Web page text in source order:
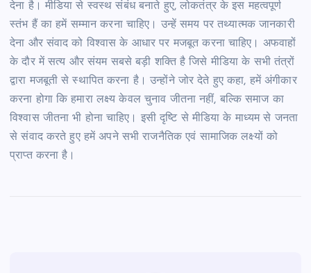
देना है। मीडिया से स्वस्थ संबंध बनाते हुए, लोकतंत्र के इस महत्वपूर्ण
स्तंभ हैं का हमें सम्मान करना चाहिए। उन्हें समय पर तथ्यात्मक जानकारी
देना और संवाद को विश्वास के आधार पर मजबूत करना चाहिए। अफवाहों
के दौर में सत्य और संयम सबसे बड़ी शक्ति है जिसे मीडिया के सभी तंत्रों
द्वारा मजबूती से स्थापित करना है। उन्होंने जोर देते हुए कहा, हमें अंगीकार
करना होगा कि हमारा लक्ष्य केवल चुनाव जीतना नहीं, बल्कि समाज का
विश्वास जीतना भी होना चाहिए। इसी दृष्टि से मीडिया के माध्यम से जनता
से संवाद करते हुए हमें अपने सभी राजनैतिक एवं सामाजिक लक्ष्यों को
प्राप्त करना है।